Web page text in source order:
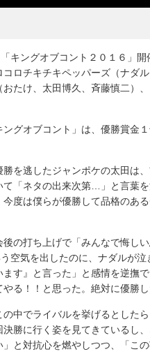
キングオブコント２０１６」
ロチキチキペッパーズ（ナダ
たけ、太田博久、斉藤慎二）
グオブコント」は、優勝賞金
を逃したジャンポケの太田は
「ネタの出来次第…」と言葉
度は僕らが優勝して品格のあ
の打ち上げで「みんなで悔し
空気を出したのに、ナダルが
す』と言った」と感情を逆撫
る！！と思った。絶対に優勝し
中でライバルを挙げるとした
勝に行く姿を見てきているし
と対抗心を燃やしつつ、「こ